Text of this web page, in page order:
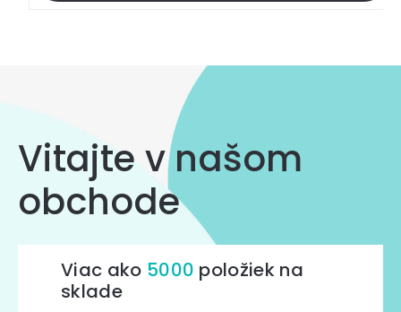
Vitajte v našom
obchode
Viac ako 5000 položiek na
sklade